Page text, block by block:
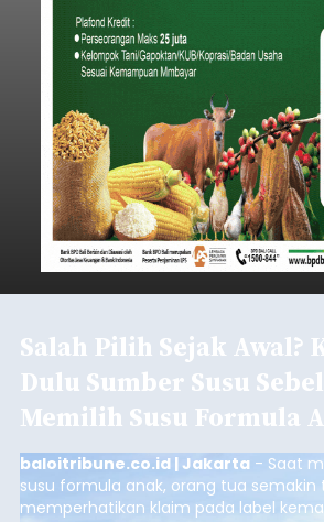
Salah Pilih Sejak Awal?
Dulu Sumber Susu
Memilih Susu Formula
baloitribune.co.id | Jakarta - Saat
susu formula anak, orang tua semakin
memperhatikan klaim pada label